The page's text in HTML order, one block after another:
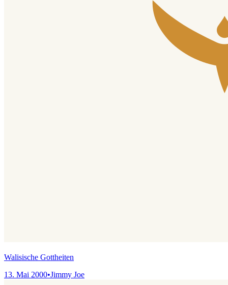
Walisische Gottheiten
13. Mai 2000•Jimmy Joe